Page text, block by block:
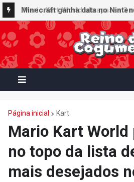
Minecraft ganha data no
Super Mario Mash-Up receberá
gráfica exclusiva
Página inicial Kart
Mario Kart World
no topo da lista
mais desejados